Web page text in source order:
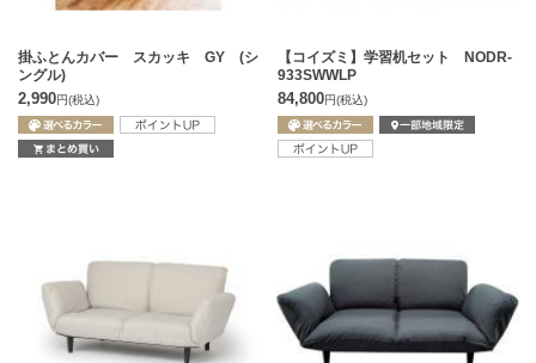
掛ふとんカバー スカッキ GY (シ
ングル)
2,990円(税込)
【コイズミ】学習机セット NODR-
933SWWLP
84,800円(税込)